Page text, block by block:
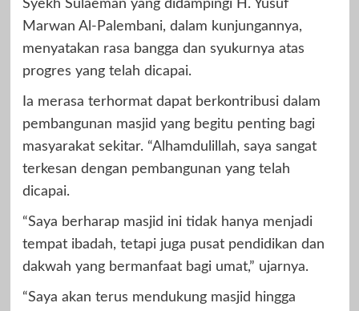
Syekh Sulaeman yang didampingi H. Yusuf
Marwan Al-Palembani, dalam kunjungannya,
menyatakan rasa bangga dan syukurnya atas
progres yang telah dicapai.
Ia merasa terhormat dapat berkontribusi dalam
pembangunan masjid yang begitu penting bagi
masyarakat sekitar. “Alhamdulillah, saya sangat
terkesan dengan pembangunan yang telah
dicapai.
“Saya berharap masjid ini tidak hanya menjadi
tempat ibadah, tetapi juga pusat pendidikan dan
dakwah yang bermanfaat bagi umat,” ujarnya.
“Saya akan terus mendukung masjid hingga